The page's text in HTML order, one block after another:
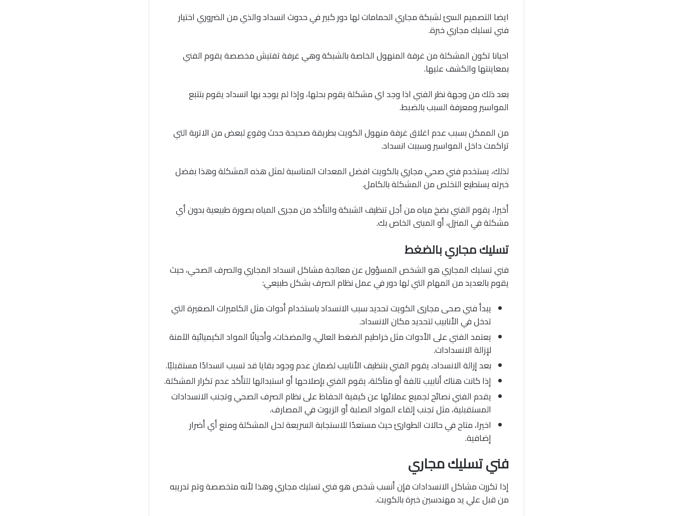
ايضا التصميم السئ لشبكة مجاري الحمامات لها دور كبير في حدوث انسداد والذي من الضروري اختيار
فني تسليك مجاري خبرة.
احيانا تكون المشكلة من غرفة المنهول الخاصة بالشبكة وهي غرفة تفتيش مخصصة يقوم الفني
بمعاينتها والكشف عليها.
بعد ذلك من وجهة نظر الفني اذا وجد اي مشكلة يقوم بحلها، وإذا لم يوجد بها انسداد يقوم بتتبع
المواسير ومعرفة السبب بالضبط.
من الممكن بسبب عدم اغلاق غرفة منهول الكويت بطريقة صحيحة حدث وقوع لبعض من الاتربة التي
تراكمت داخل المواسير وسببت انسداد.
لذلك، يستخدم فني صحي مجاري بالكويت افضل المعدات المناسبة لمثل هذه المشكلة وهذا بفضل
خبرته يستطيع التخلص من المشكلة بالكامل.
أخيرا، يقوم الفني بضخ مياه من أجل تنظيف الشبكة والتأكد من مجرى المياه بصورة طبيعية بدون أي
مشكلة في المنزل، أو المبنى الخاص بك.
تسليك مجاري بالضغط
فني تسليك المجاري هو الشخص المسؤول عن معالجة مشاكل انسداد المجاري والصرف الصحي، حيث
يقوم بالعديد من المهام التي لها دور في عمل نظام الصرف بشكل طبيعي:
يبدأ فني صحى مجارى الكويت تحديد سبب الانسداد باستخدام أدوات مثل الكاميرات الصغيرة التي
تدخل في الأنابيب لتحديد مكان الانسداد.
يعتمد الفني على الأدوات مثل خراطيم الضغط العالي، والمضخات، وأحيانًا المواد الكيميائية الآمنة
لإزالة الانسدادات.
بعد إزالة الانسداد، يقوم الفني بتنظيف الأنابيب لضمان عدم وجود بقايا قد تسبب انسدادًا مستقبليًا.
إذا كانت هناك أنابيب تالفة أو متآكلة، يقوم الفني بإصلاحها أو استبدالها للتأكد عدم تكرار المشكلة.
يقدم الفني نصائح لجميع عملائها عن كيفية الحفاظ على نظام الصرف الصحي وتجنب الانسدادات
المستقبلية، مثل تجنب إلقاء المواد الصلبة أو الزيوت في المصارف.
اخيرا، متاح في حالات الطوارئ حيث مستعدًا للاستجابة السريعة لحل المشكلة ومنع أي أضرار
إضافية.
فني تسليك مجاري
إذا تكررت مشاكل الانسدادات فإن أنسب شخص هو فني تسليك مجاري وهذا لأنه متخصصة وتم تدريبه
من قبل علي يد مهندسين خبرة بالكويت.